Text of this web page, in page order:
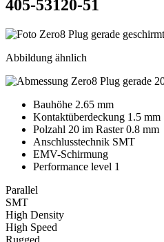
405-53120-51
Abbildung ähnlich
Bauhöhe 2.65 mm
Kontaktüberdeckung 1.5 mm
Polzahl 20 im Raster 0.8 mm
Anschlusstechnik SMT
EMV-Schirmung
Performance level 1
Parallel
SMT
High Density
High Speed
Rugged